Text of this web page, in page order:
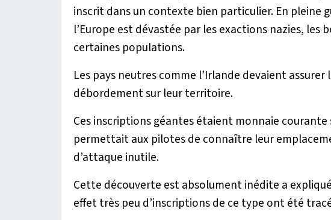
inscrit dans un contexte bien particulier. En pleine
l’Europe est dévastée par les exactions nazies, les
certaines populations.
Les pays neutres comme l’Irlande devaient
débordement sur leur territoire.
Ces inscriptions géantes étaient monnaie courante
permettait aux pilotes de connaître leur
d’attaque inutile.
Cette découverte est absolument inédite a
effet très peu d’inscriptions de ce type ont été